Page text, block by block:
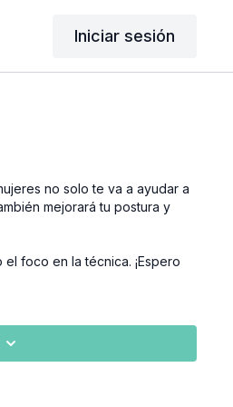
Iniciar sesión
no solo te va a ayudar a
mejorará tu postura y
el foco en la técnica. ¡Espero